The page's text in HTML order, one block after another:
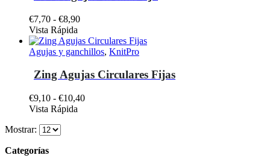
producto
€5,70
Las
opciones
se
pueden
elegir
en
la
página
producto
€7,70 - €8,90Rango
precios:
desde
hasta
€8,90
Este
producto
tiene
variantes.
opciones
se
elegir
la
Vista Rápida
Agujas y ganchillos, KnitPro
Zing Agujas Circulares Fijas
€9,10 - €10,40Rango
Este
tiene
variantes.
Vista Rápida
Mostrar:
Categorías